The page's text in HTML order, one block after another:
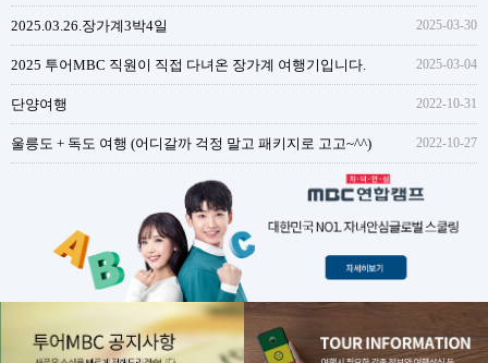
2025.03.26.장가계3박4일 2025-03-30
2025 투어MBC 직원이 직접 다녀온 장가계 여행기입니다. 2025-03-04
단양여행 2022-10-31
울릉도 + 독도 여행 (어디갈까 걱정 말고 패키지로 고고~^^) 2022-10-27